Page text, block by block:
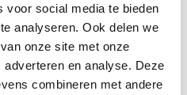
voor social media te bieden
analyseren. Ook delen we
onze site met onze
en analyse. Deze
combineren met andere